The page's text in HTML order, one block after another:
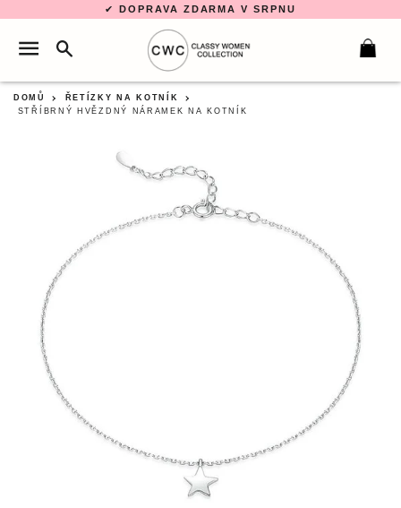
✔ DOPRAVA ZDARMA V SRPNU
NAVIGACE WEBU
VYHLEDÁVÁNÍ
DOMŮ
ŘETÍZKY NA KOTNÍK
STŘÍBRNÝ HVĚZDNÝ NÁRAMEK NA KOTNÍK